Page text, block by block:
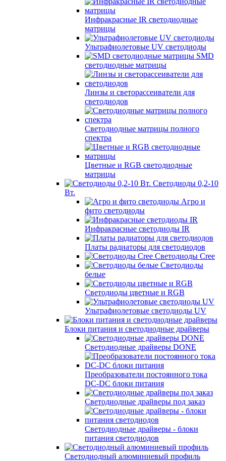
Инфракрасные IR светодиодные
матрицы
Ультрафиолетовые UV светодиоды
SMD
светодиодные матрицы
Линзы и светорассеиватели для
светодиодов
Светодиодные матрицы полного
спектра
Цветные и RGB светодиодные
матрицы
Светодиоды 0,2-10
Вт.
Агро и
фито светодиоды
Инфракрасные светодиоды IR
Платы радиаторы для светодиодов
Светодиоды Cree
Светодиоды
белые
Светодиоды цветные и RGB
Ультрафиолетовые светодиоды UV
Блоки питания и светодиодные драйверы
Светодиодные драйверы DONE
Преобразователи постоянного тока
DC-DC блоки питания
Светодиодные драйверы под заказ
Светодиодные драйверы - блоки
питания светодиодов
Светодиодный алюминиевый профиль